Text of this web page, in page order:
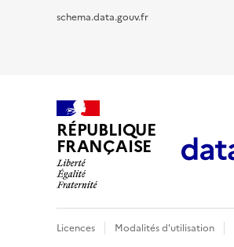
schema.data.gouv.fr
RÉPUBLIQUE
FRANÇAISE
Licences Modalités d'utilisation